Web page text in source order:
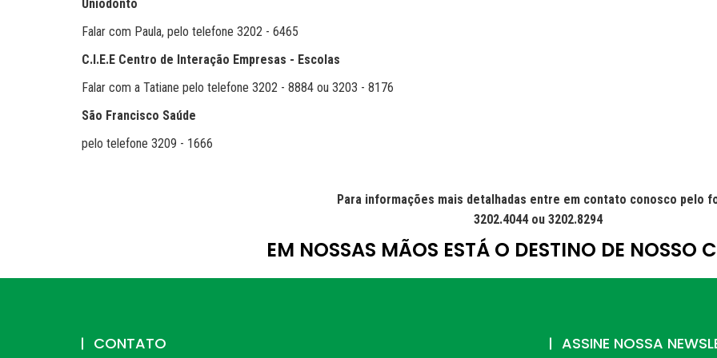
Uniodonto
Falar com Paula, pelo telefone 3202 - 6465
C.I.E.E Centro de Interação Empresas - Escolas
Falar com a Tatiane pelo telefone 3202 - 8884 ou 3203 - 8176
São Francisco Saúde
pelo telefone 3209 - 1666
Para informações mais detalhadas entre em contato conosco pelo
3202.4044 ou 3202.8294
EM NOSSAS MÃOS ESTÁ O DESTINO DE NOSSO
CONTATO ASSINE NOSSA